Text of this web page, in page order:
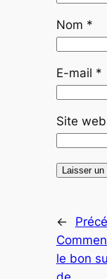
Nom *
E-mail *
Site web
←
le bon